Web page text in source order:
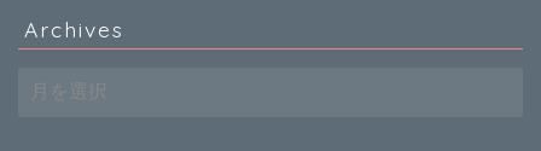
Archives